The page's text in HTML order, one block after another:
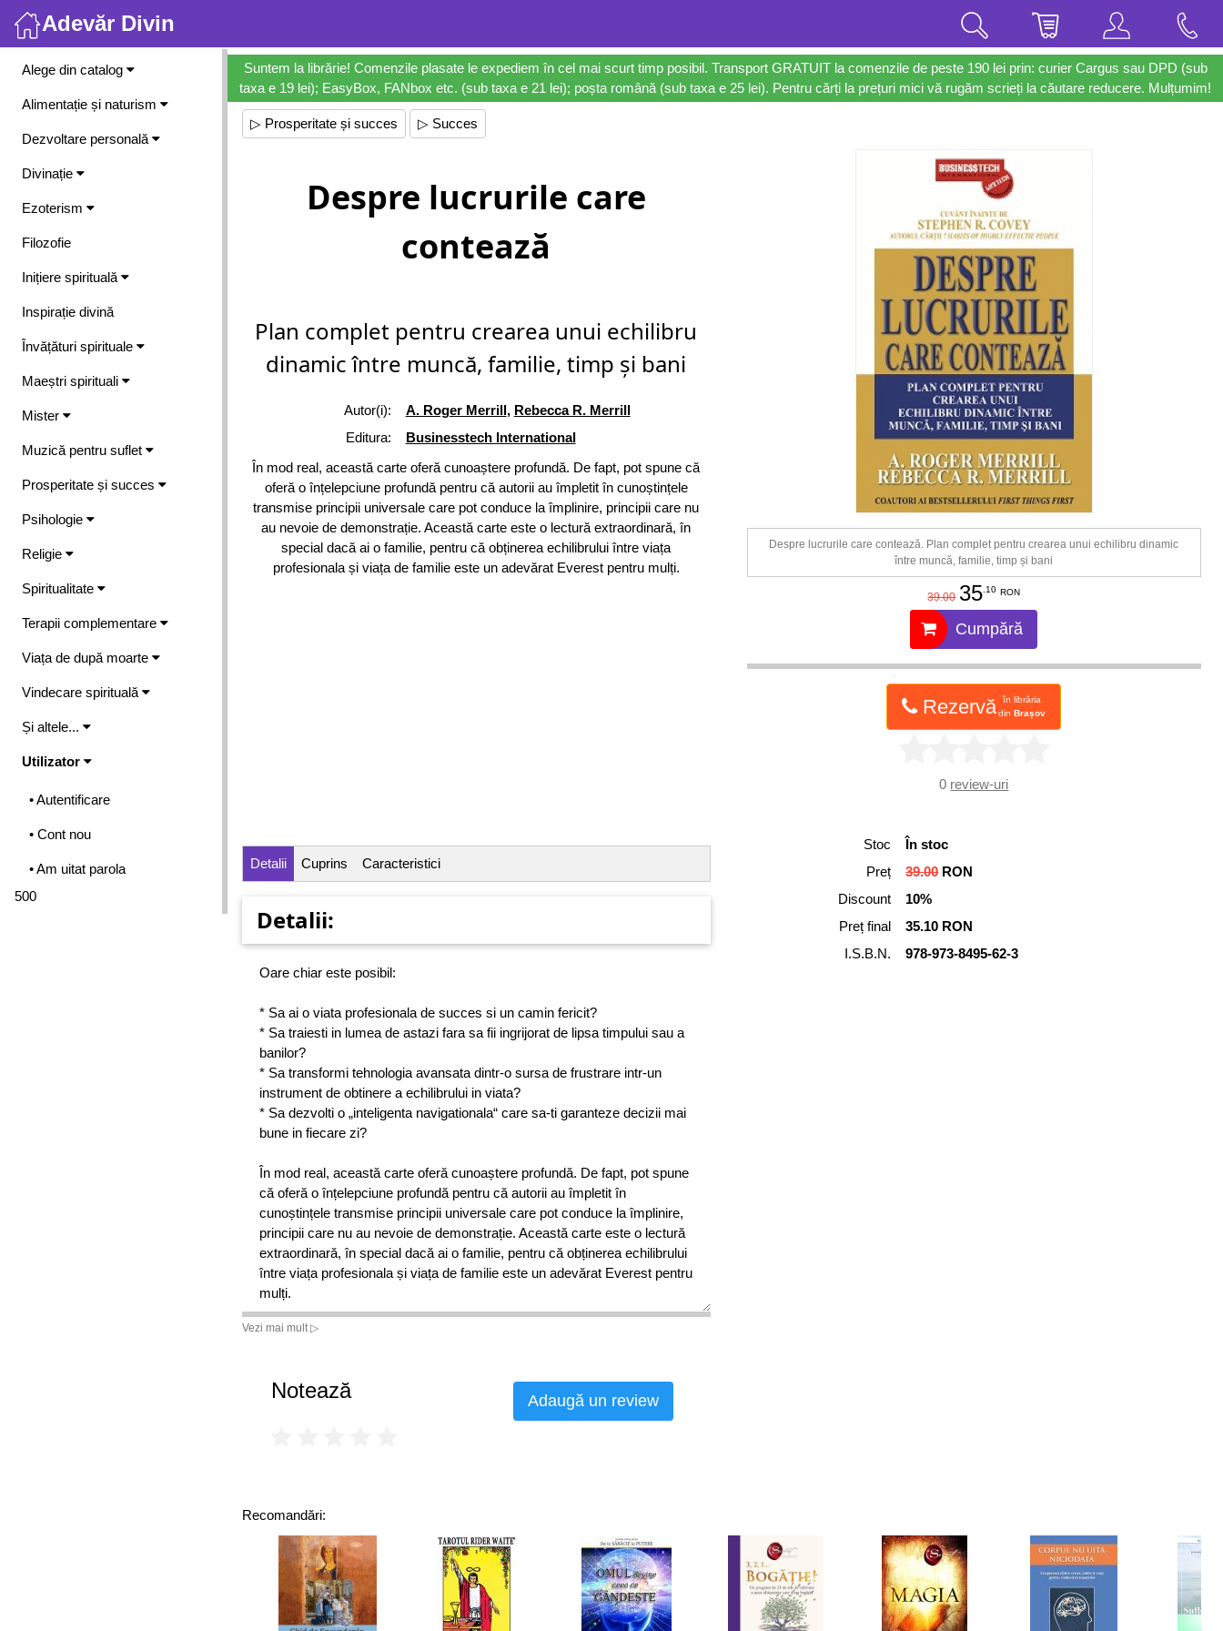
Adevăr Divin
Meniu
Alege din catalog
Alimentație și naturism
Dezvoltare personală
Divinație
Ezoterism
Filozofie
Inițiere spirituală
Inspirație divină
Învățături spirituale
Maeștri spirituali
Mister
Muzică pentru suflet
Prosperitate și succes
Psihologie
Religie
Spiritualitate
Terapii complementare
Viața de după moarte
Vindecare spirituală
Și altele...
Utilizator
• Autentificare
• Cont nou
• Am uitat parola
500
Suntem la librărie! Comenzile plasate le expediem în cel mai scurt timp posibil. Transport GRATUIT la comenzile de peste 190 lei prin: curier Cargus sau DPD (sub
taxa e 19 lei); EasyBox, FANbox etc. (sub taxa e 21 lei); poșta română (sub taxa e 25 lei). Pentru cărți la prețuri mici vă rugăm scrieți la căutare reducere. Mulțumim!
▷ Prosperitate și succes ▷ Succes
Despre lucrurile care
contează
Plan complet pentru crearea unui echilibru
dinamic între muncă, familie, timp și bani
Autor(i): A. Roger Merrill, Rebecca R. Merrill
Editura:
Businesstech International
În mod real, această carte oferă cunoaștere profundă. De fapt, pot spune că
oferă o înțelepciune profundă pentru că autorii au împletit în cunoștințele
transmise principii universale care pot conduce la împlinire, principii care nu
au nevoie de demonstrație. Această carte este o lectură extraordinară, în
special dacă ai o familie, pentru că obținerea echilibrului între viața
profesionala și viața de familie este un adevărat Everest pentru mulți.
Despre lucrurile care contează. Plan complet pentru crearea unui echilibru dinamic
între muncă, familie, timp și bani
39.00 35 .10 RON
Cumpără
Rezervă
în librăria
dinBrașov
0 review-uri
Detalii Cuprins Caracteristici
Detalii:
Oare chiar este posibil:
* Sa ai o viata profesionala de succes si un camin fericit?
* Sa traiesti in lumea de astazi fara sa fii ingrijorat de lipsa timpului sau a
banilor?
* Sa transformi tehnologia avansata dintr-o sursa de frustrare intr-un
instrument de obtinere a echilibrului in viata?
* Sa dezvolti o „inteligenta navigationala“ care sa-ti garanteze decizii mai
bune in fiecare zi?
În mod real, această carte oferă cunoaștere profundă. De fapt, pot spune
că oferă o înțelepciune profundă pentru că autorii au împletit în
cunoștințele transmise principii universale care pot conduce la împlinire,
principii care nu au nevoie de demonstrație. Această carte este o lectură
extraordinară, în special dacă ai o familie, pentru că obținerea echilibrului
între viața profesionala și viața de familie este un adevărat Everest pentru
mulți.
Roger si Rebecca Merrill au scris o carte care conteaza ...o adevarata
coautori ai bestsellerului international de
Bazandu-se pe mai bine de 35 ani de exeperienta personala si
profesionala, autorii stiu sa-ti arate cum poti sa atingi singur nivele
superioare de competenta in fiecare din cele patru arii vitale ale vietii sis a
te inscrii pe traiectoria potrivita pentru a trai o viata echilibrata in mod
authentic.
Vezi mai mult ▷
Stoc
În stoc
Preț
39.00RON
Discount
10%
Preț final
35.10 RON
I.S.B.N.
978-973-8495-62-3
Notează Adaugă un review
Recomandări: